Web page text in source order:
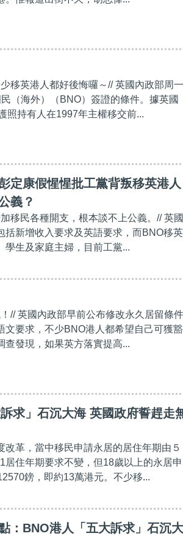
移英港人都好後悔囉～// 英國內政部周一
（海外）（BNO）簽證的條件。據英國
照持有人在1997年主權移交前...
定康假惺惺批工黨背叛移英港人
義？
移民各種開支，根本談不上公義。// 英國
新增收入要求及英語要求，而BNO移英
學生及家庭主婦，目前工黨...
// 英國內政部早前公布修改永久居留條件
要求，不少BNO港人都希望自己可獲豁
查發現，如果英方落實提高...
求」石沉大海 英國政府誓趕走
革，當中移民申請永居的居住年期由５
住年期要求不變，但18歲以上的永居申
鎊，即約13萬港元。不少移...
：BNO港人「五大訴求」石沉大